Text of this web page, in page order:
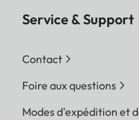
Service & Support
Contact
Foire aux questions
Modes d'expédition et